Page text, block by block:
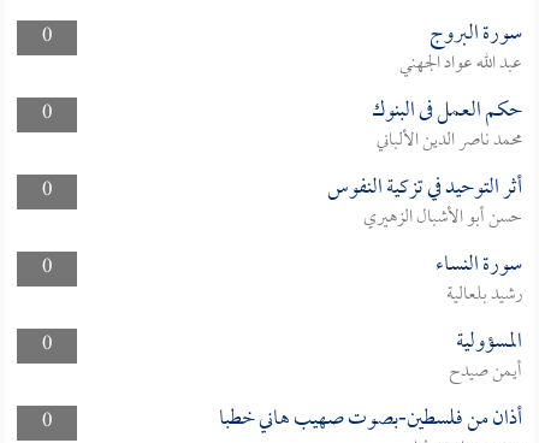
0 سورة البروج
عبد الله عواد الجهني
0
حكم العمل فى البنوك
محمد ناصر الدين الألباني
0
أثر التوحيد في تزكية النفوس
حسن أبو الأشبال الزهيري
0
سورة النساء
رشيد بلعالية
0
المسؤولية
أيمن صيدح
0
أذان من فلسطين-بصوت صهيب هاني خطبا